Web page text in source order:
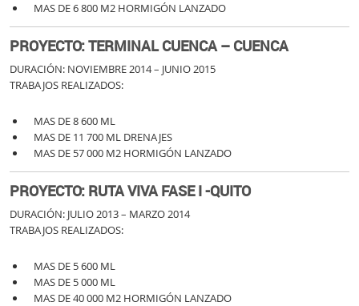
MAS DE 6 800 M2 HORMIGÓN LANZADO
PROYECTO: TERMINAL CUENCA – CUENCA
DURACIÓN: NOVIEMBRE 2014 – JUNIO 2015
TRABAJOS REALIZADOS:
MAS DE 8 600 ML
MAS DE 11 700 ML DRENAJES
MAS DE 57 000 M2 HORMIGÓN LANZADO
PROYECTO: RUTA VIVA FASE I -QUITO
DURACIÓN: JULIO 2013 – MARZO 2014
TRABAJOS REALIZADOS:
MAS DE 5 600 ML
MAS DE 5 000 ML
MAS DE 40 000 M2 HORMIGÓN LANZADO